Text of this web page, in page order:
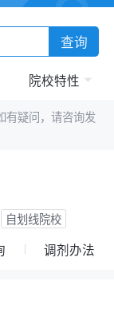
查询
院校特性
有疑问，请咨询发
自划线院校
调剂办法